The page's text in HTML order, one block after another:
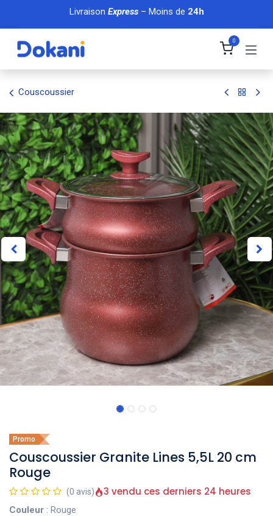
Se rendre au contenu
Livraison Express– Moins de 24h
0
Couscoussier
Promo
Couscoussier Granite Lines 5,5L 20 cm
Rouge
(0 avis) 3 vendu ces derniers 24 heures
Couleur : Rouge